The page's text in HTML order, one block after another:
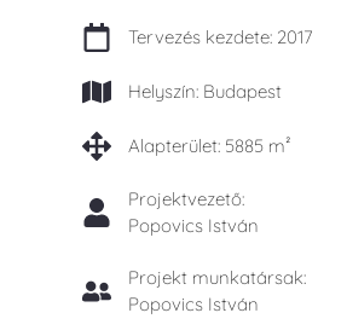
Tervezés kezdete: 2017
Helyszín: Budapest
Alapterület: 5885 m²
Projektvezető:
Popovics István
Projekt munkatársak:
Popovics István